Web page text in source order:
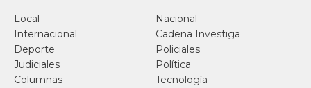
Local
Nacional
Internacional
Cadena Investiga
Deporte
Policiales
Judiciales
Política
Columnas
Tecnología